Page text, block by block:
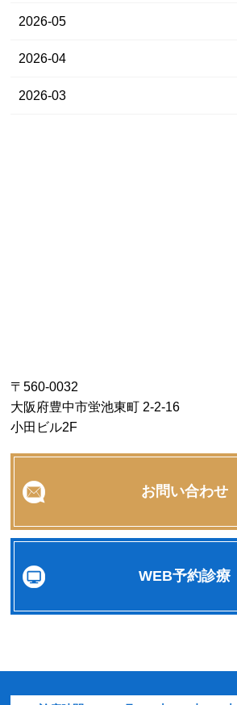
2026-05
2026-04
2026-03
〒560-0032
大阪府豊中市蛍池東町 2-2-16
小田ビル2F
お問い合わせ
WEB予約診療